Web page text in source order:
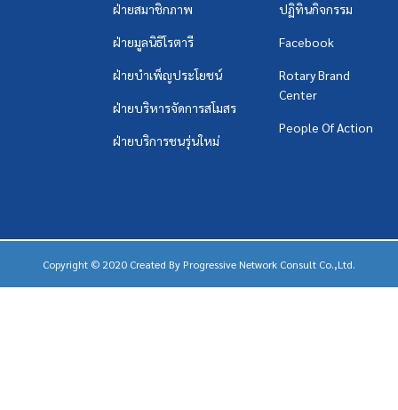
ฝ่ายมูลนิธิโรตารี
ฝ่ายบำเพ็ญประโยชน์
ฝ่ายบริหารจัดการสโมสร
ฝ่ายบริการชนรุ่นใหม่
Facebook
Rotary Brand
Center
People Of Action
Copyright © 2020 Created ByProgressive Network Consult Co.,Ltd.